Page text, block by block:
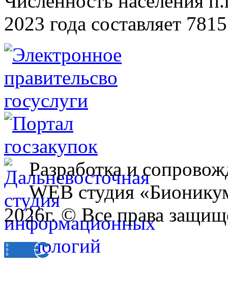
2023 года составляет
Разработка и
WEB студия
2026г. © Все права